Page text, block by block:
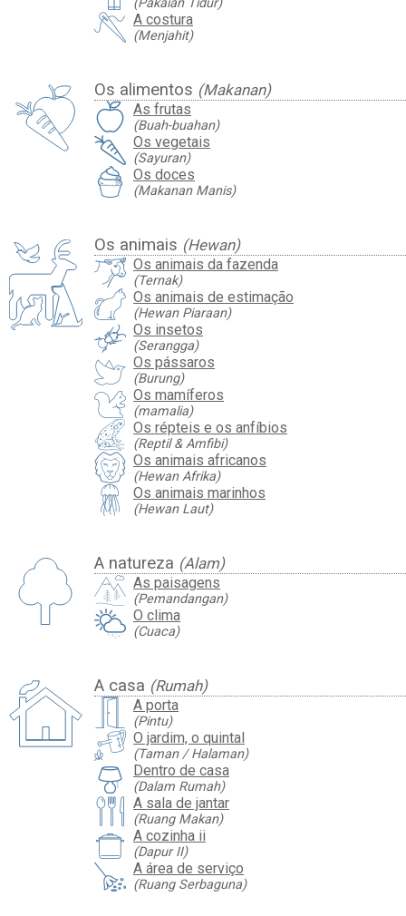
A costura
(Menjahit)
Os alimentos (Makanan)
As frutas
(Buah-buahan)
Os vegetais
(Sayuran)
Os doces
(Makanan Manis)
Os animais (Hewan)
Os animais da fazenda
(Ternak)
Os animais de estimação
(Hewan Piaraan)
Os insetos
(Serangga)
Os pássaros
(Burung)
Os mamíferos
(mamalia)
Os répteis e os anfíbios
(Reptil & Amfibi)
Os animais africanos
(Hewan Afrika)
Os animais marinhos
(Hewan Laut)
A natureza (Alam)
As paisagens
(Pemandangan)
O clima
(Cuaca)
A casa (Rumah)
A porta
(Pintu)
O jardim, o quintal
(Taman / Halaman)
Dentro de casa
(Dalam Rumah)
A sala de jantar
(Ruang Makan)
A cozinha ii
(Dapur II)
A área de serviço
(Ruang Serbaguna)